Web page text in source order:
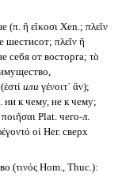
(π. ἢ εἴκοσι Xen.; πλεῖν
шестисот; πλεῖν ἢ
себя от восторга; τὸ
или γένοιτ᾽ ἂν);
ни к чему, не к чему;
Plat. чего-л.
οἱ Her. сверх
(τινός Hom., Thuc.):